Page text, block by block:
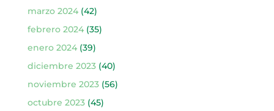
marzo 2024(42)
febrero 2024(35)
enero 2024(39)
diciembre 2023(40)
noviembre 2023(56)
octubre 2023(45)